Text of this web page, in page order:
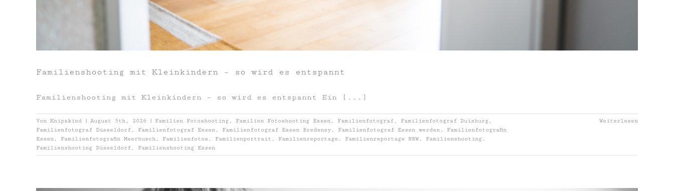
Familienshooting mit Kleinkindern – so wird es entspannt
Familienshooting mit Kleinkindern – so wird es entspannt Ein [...]
Von Knipskind | August 5th, 2026 | Familien Fotoshooting , Familien Fotoshooting Essen , Familienfotograf , Familienfotograf Duisburg ,
Familienfotograf Düsseldorf , Familienfotograf Essen , Familienfotograf Essen Bredeney , Familienfotograf Essen werden , Familienfotografin
Essen , Familienfotografin Meerbusch , Familienfotos , Familienportrait , Familienreportage , Familienreportage NRW , Familienshooting ,
Familienshooting Düsseldorf , Familienshooting Essen
Weiterlesen